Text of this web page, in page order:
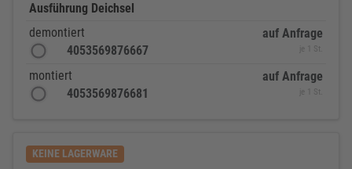
Ausführung Deichsel
demontiert
4053569876667
auf Anfrage
je 1 St.
montiert
4053569876681
auf Anfrage
je 1 St.
KEINE LAGERWARE